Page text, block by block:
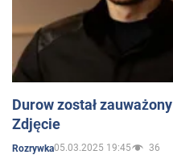
Durow został
Zdjęcie
Rozrywka05.03.2025 19:45 36